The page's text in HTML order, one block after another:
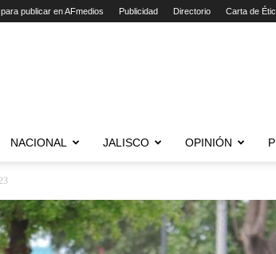
publicar en AFmedios Publicidad Directorio Carta de
NACIONAL JALISCO OPINIÓN